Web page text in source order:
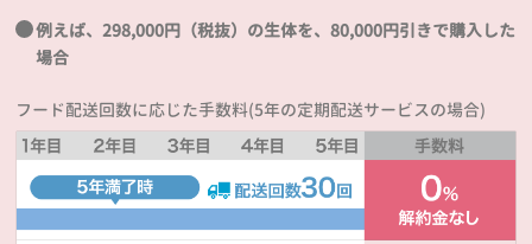
例えば、298,000円（税抜）の生体を、80,000円引きで購入した
場合
フード配送回数に応じた手数料(5年の定期配送サービスの場合)